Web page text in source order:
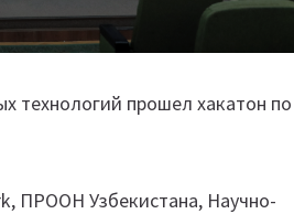
технологий прошел хакатон по
ПРООН Узбекистана, Научно-